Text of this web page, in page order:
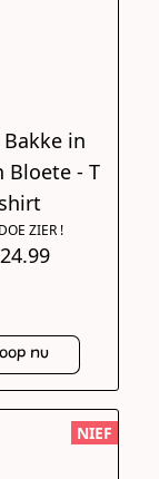
Bakke in
Bloete - T
shirt
ZIER !
nu
NIEF